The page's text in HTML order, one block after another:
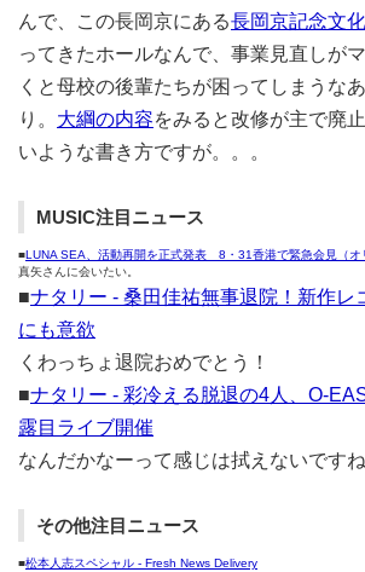
んで、この長岡京にある長岡京記念文
ってきたホールなんで、事業見直しが
くと母校の後輩たちが困ってしまうな
り。 大綱の内容をみると改修が主で廃
いような書き方ですが。。。
MUSIC注目ニュース
■LUNA SEA、活動再開を正式発表 8・31香港で緊急会見（オ
真矢さんに会いたい。
■ナタリー - 桑田佳祐無事退院！新作レ
にも意欲
くわっちょ退院おめでとう！
■ナタリー - 彩冷える脱退の4人、O-
露目ライブ開催
なんだかなーって感じは拭えないですね
その他注目ニュース
■松本人志スペシャル - Fresh News Delivery